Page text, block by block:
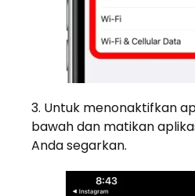
Untuk menonaktifkan
bawah dan matikan
Anda segarkan.